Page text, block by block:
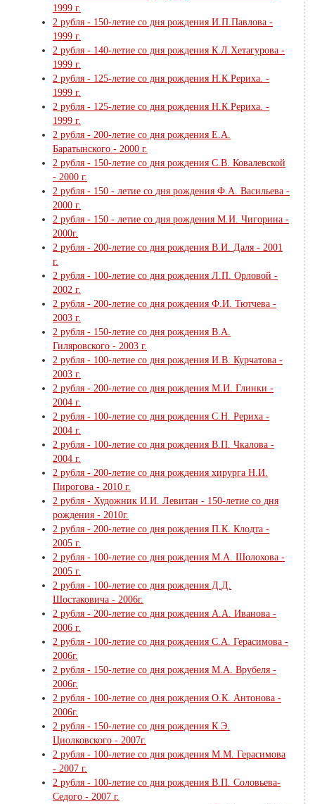
1999 г.
2 рубля - 150-летие со дня рождения И.П.Павлова -
1999 г.
2 рубля - 140-летие со дня рождения К.Л.Хетагурова -
1999 г.
2 рубля - 125-летие со дня рождения Н.К.Рериха. -
1999 г.
2 рубля - 125-летие со дня рождения Н.К.Рериха. -
1999 г.
2 рубля - 200-летие со дня рождения Е.А.
Баратынского - 2000 г.
2 рубля - 150-летие со дня рождения С.В. Ковалевской
- 2000 г.
2 рубля - 150 - летие со дня рождения Ф.А. Васильева -
2000 г.
2 рубля - 150 - летие со дня рождения М.И. Чигорина -
2000г.
2 рубля - 200-летие со дня рождения В.И. Даля - 2001
г.
2 рубля - 100-летие со дня рождения Л.П. Орловой -
2002 г.
2 рубля - 200-летие со дня рождения Ф.И. Тютчева -
2003 г.
2 рубля - 150-летие со дня рождения В.А.
Гиляровского - 2003 г.
2 рубля - 100-летие со дня рождения И.В. Курчатова -
2003 г.
2 рубля - 200-летие со дня рождения М.И. Глинки -
2004 г.
2 рубля - 100-летие со дня рождения С.Н. Рериха -
2004 г.
2 рубля - 100-летие со дня рождения В.П. Чкалова -
2004 г.
2 рубля - 200-летие со дня рождения хирурга Н.И.
Пирогова - 2010 г.
2 рубля - Художник И.И. Левитан - 150-летие со дня
рождения - 2010г.
2 рубля - 200-летие со дня рождения П.К. Клодта -
2005 г.
2 рубля - 100-летие со дня рождения М.А. Шолохова -
2005 г.
2 рубля - 100-летие со дня рождения Д.Д.
Шостаковича - 2006г.
2 рубля - 200-летие со дня рождения А.А. Иванова -
2006 г.
2 рубля - 100-летие со дня рождения С.А. Герасимова -
2006г.
2 рубля - 150-летие со дня рождения М.А. Врубеля -
2006г.
2 рубля - 100-летие со дня рождения О.К. Антонова -
2006г.
2 рубля - 150-летие со дня рождения К.Э.
Циолковского - 2007г.
2 рубля - 100-летие со дня рождения М.М. Герасимова
- 2007 г.
2 рубля - 100-летие со дня рождения В.П. Соловьева-
Седого - 2007 г.